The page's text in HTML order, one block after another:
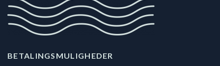
BETALINGSMULIGHEDER